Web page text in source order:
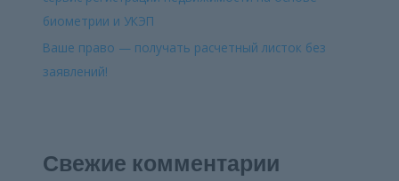
биометрии и УКЭП
Ваше право — получать расчетный листок без
заявлений!
Свежие комментарии